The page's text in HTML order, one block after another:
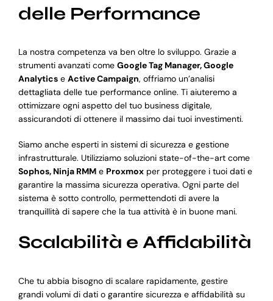
delle Performance
La nostra competenza va ben oltre lo sviluppo. Grazie a
strumenti avanzati come Google Tag Manager, Google
Analyticse Active Campaign, offriamo un’analisi
dettagliata delle tue performance online. Ti aiuteremo a
ottimizzare ogni aspetto del tuo business digitale,
assicurandoti di ottenere il massimo dai tuoi investimenti.
Siamo anche esperti in sistemi di sicurezza e gestione
infrastrutturale. Utilizziamo soluzioni state-of-the-art come
Sophos, Ninja RMMe Proxmoxper proteggere i tuoi dati e
garantire la massima sicurezza operativa. Ogni parte del
sistema è sotto controllo, permettendoti di avere la
tranquillità di sapere che la tua attività è in buone mani.
Scalabilità e Affidabilità
Che tu abbia bisogno di scalare rapidamente, gestire
grandi volumi di dati o garantire sicurezza e affidabilità su